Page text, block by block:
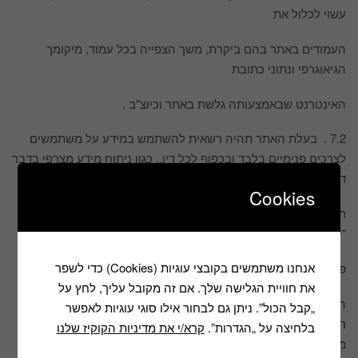
עשוי לכלול את
העמודים באתר בהם ביקרת, משך הצפייה בכל עמוד, מיקומך
הגיאוגרפי ונתוני כתובת
האינטרנט שבאמצעותה גלשת באתר וכיוצ"ב .
7.2 . בעלת האתר תהיה רשאית להשתמש במידע על משתמשים
לצרכים פנימיים בלבד ובכפוף לכל דין,, כגון ניתוח מידע מצרפי בדבר
דפוסי רכישה והתנהגות של משתמשים ו/או ספקים, ולצרכי
תחקור תלונות ו/או ביקורות וכן לצרכים שיווקיים לרבות באמצעות
"עוגיות",(Cookies)
פיקסל של פייסבוק, גוגל אנליטיקס ועוד.
הינם קבצים הנוצרים על ידי המכשיר ממנו גלשתם לאתר . באתר
רשאי להעביר כל מידע הנ"ל לצדדים שלישים ובלבד שהמיע אינו
מזהה את המשתמש באופן אישי. המשתמש אינו מחויב למסור
Cookies
אנחנו משתמשים בקובצי עוגיות (Cookies) כדי לשפר
את חוויית הגלישה שלך. אם זה מקובל עליך, לחץ על
„קבל הכול”. ניתן גם לבחור אילו סוגי עוגיות לאפשר
בלחיצה על „הגדרות”. קרא/י את מדיניות הקוקיז שלנו